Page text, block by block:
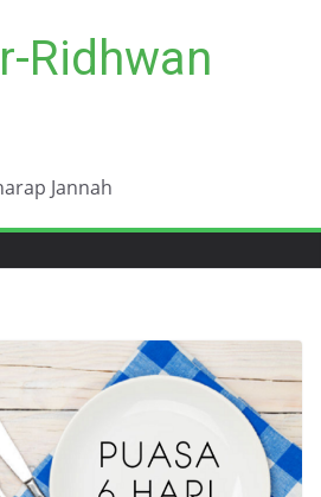
Ridhwan
Jannah